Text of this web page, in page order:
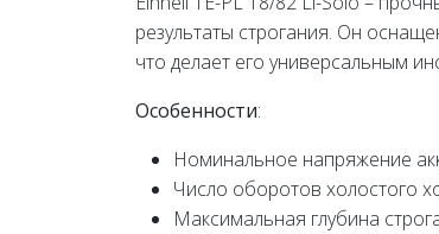
результаты строгания. Он
что делает его универсальным
Особенности:
Номинальное напряжение
Число оборотов холостого
Максимальная глубина